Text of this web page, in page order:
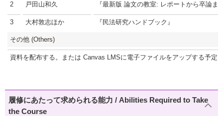
2 戸田山和久 『最新版 論文の教室: レポートから卒論ま
3 大村敦志ほか 『民法研究ハンドブック』
その他 (Others)
資料を配布する。または Canvas LMSに電子ファイルをアップする予定
履修にあたって求められる能力 / Abilities Required to Take
the Course